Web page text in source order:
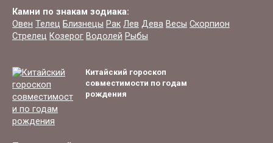
Камни по знакам зодиака:
Овен Телец Близнецы Рак Лев Дева Весы Скорпион
Стрелец Козерог Водолей Рыбы
Китайский гороскоп
совместимости по годам
рождения